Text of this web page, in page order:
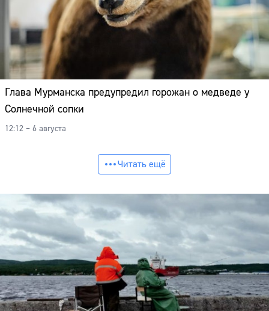
Глава Мурманска предупредил горожан о медведе у
Солнечной сопки
12:12 – 6 августа
Читать ещё